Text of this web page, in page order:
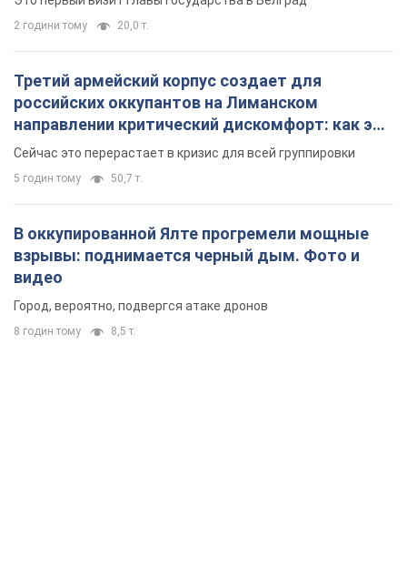
2 години тому 20,0 т.
Третий армейский корпус создает для
российских оккупантов на Лиманском
направлении критический дискомфорт: как это
удалось
Сейчас это перерастает в кризис для всей группировки
5 годин тому 50,7 т.
В оккупированной Ялте прогремели мощные
взрывы: поднимается черный дым. Фото и
видео
Город, вероятно, подвергся атаке дронов
8 годин тому 8,5 т.